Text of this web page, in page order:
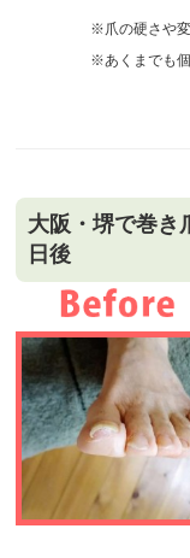
※爪の硬さや変
※あくまでも個
大阪・堺で巻き
日後